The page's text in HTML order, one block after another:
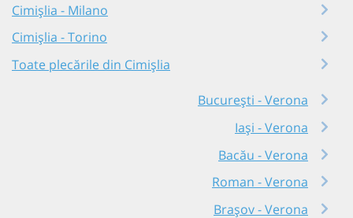
Cimișlia - Milano
Cimișlia - Torino
Toate plecările din Cimișlia
București - Verona
Iași - Verona
Bacău - Verona
Roman - Verona
Brașov - Verona